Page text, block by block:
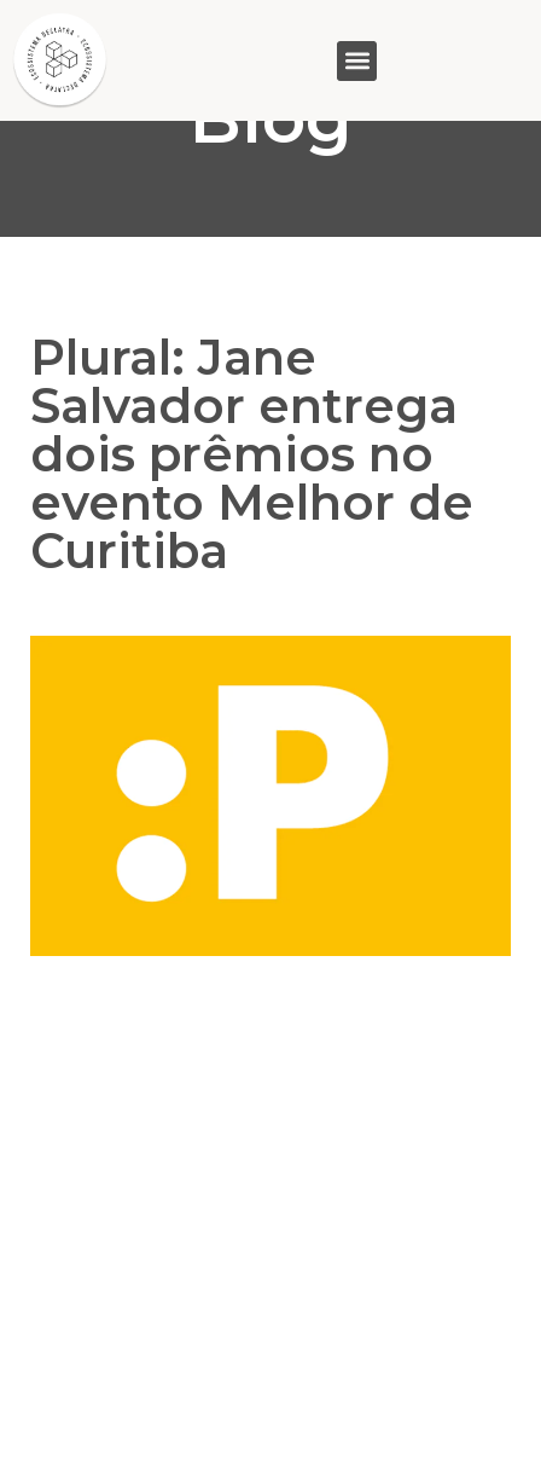
Blog
Plural: Jane
Salvador entrega
dois prêmios no
evento Melhor de
Curitiba